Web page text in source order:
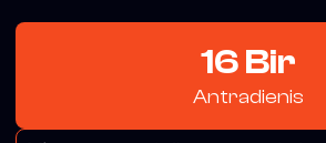
16 Bir
Antradienis